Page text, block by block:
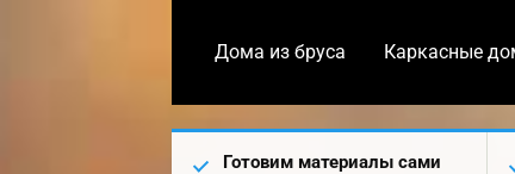
Дома из бруса Каркасные
Готовим материалы сами